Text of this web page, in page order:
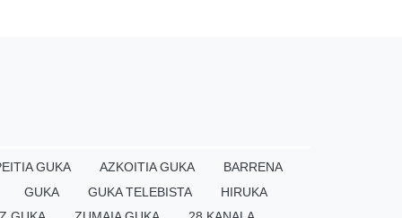
GUKA AZKOITIA GUKA
BARRENA
GUKA GUKA TELEBISTA
HIRUKA